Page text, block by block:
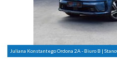
Juliana Konstantego Ordona 2A - Biuro B |